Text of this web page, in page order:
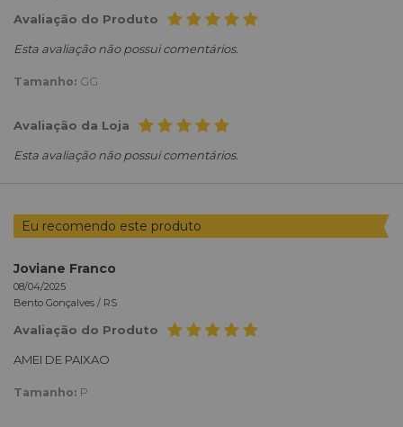
Avaliação do Produto
Esta avaliação não possui comentários.
Tamanho: GG
Avaliação da Loja
Esta avaliação não possui comentários.
Eu recomendo este produto
Joviane Franco
08/04/2025
Bento Gonçalves / RS
Avaliação do Produto
AMEI DE PAIXAO
Tamanho: P